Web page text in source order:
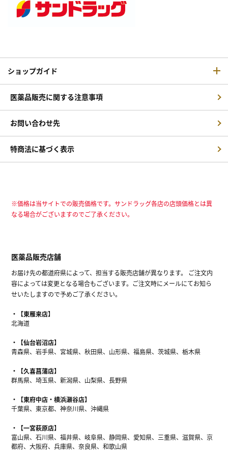
ショップガイド
医薬品販売に関する注意事項
お問い合わせ先
特商法に基づく表示
※価格は当サイトでの販売価格です。サンドラッグ各店の店頭価格とは異
なる場合がございますのでご了承ください。
医薬品販売店舗
お届け先の都道府県によって、担当する販売店舗が異なります。 ご注文内
容によっては変更となる場合もございます。ご注文時にメールにてお知ら
せいたしますので予めご了承ください。
【東雁来店】
北海道
【仙台岩沼店】
青森県、岩手県、宮城県、秋田県、山形県、福島県、茨城県、栃木県
【久喜菖蒲店】
群馬県、埼玉県、新潟県、山梨県、長野県
【東府中店・横浜瀬谷店】
千葉県、東京都、神奈川県、沖縄県
【一宮萩原店】
富山県、石川県、福井県、岐阜県、静岡県、愛知県、三重県、滋賀県、京
都府、大阪府、兵庫県、奈良県、和歌山県